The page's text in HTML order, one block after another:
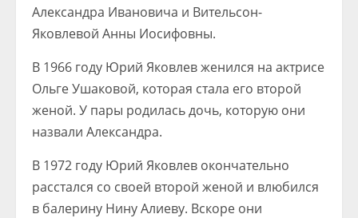
Александра Ивановича и Вительсон-
Яковлевой Анны Иосифовны.
В 1966 году Юрий Яковлев женился на актрисе
Ольге Ушаковой, которая стала его второй
женой. У пары родилась дочь, которую они
назвали Александра.
В 1972 году Юрий Яковлев окончательно
расстался со своей второй женой и влюбился
в балерину Нину Алиеву. Вскоре они